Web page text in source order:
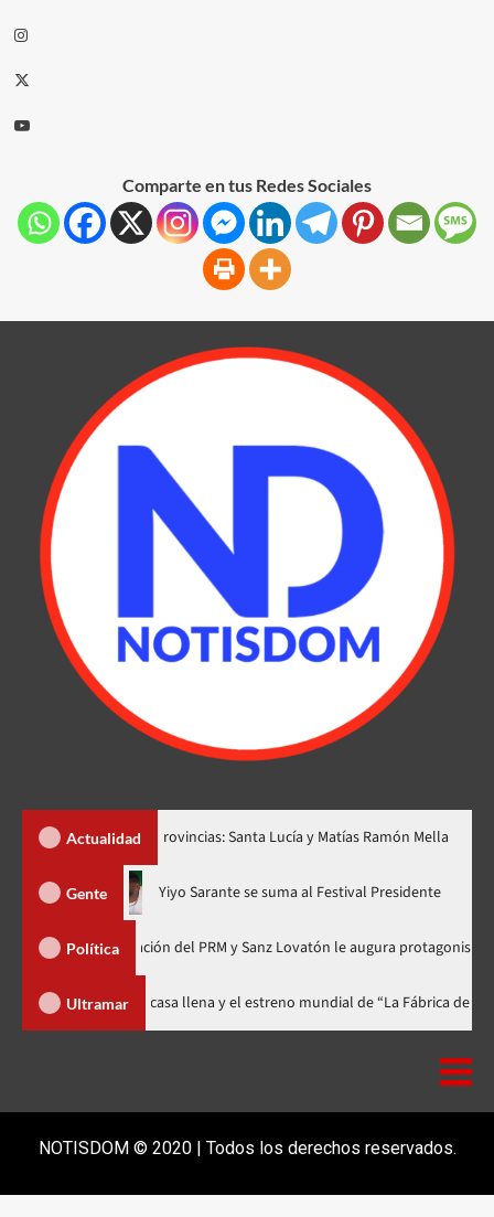
Comparte en tus Redes Sociales
Actualidad
nuevas provincias: Santa Lucía y Matías Ramón Mella
Gente
en nuevo horario Yiyo Sarante se suma al Festival
Política
Organización del PRM y Sanz Lovatón le augura protagonismo político
Ultramar
celebra 15 años con una gala a casa llena y el estreno mundial de “La
NOTISDOM © 2020 | Todos los derechos reservados.